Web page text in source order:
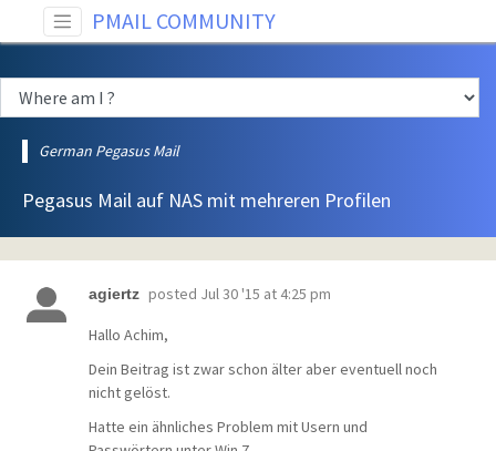
PMAIL COMMUNITY
German Pegasus Mail
Pegasus Mail auf NAS mit mehreren Profilen
agiertz posted Jul 30 '15 at 4:25 pm
Hallo Achim,
Dein Beitrag ist zwar schon älter aber eventuell noch
nicht gelöst.
Hatte ein ähnliches Problem mit Usern und